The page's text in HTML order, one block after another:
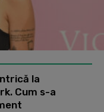
la
Cum s-a